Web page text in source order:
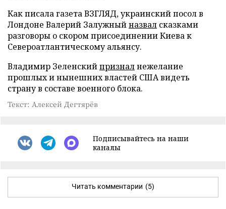
Как писала газета ВЗГЛЯД, украинский посол в
Лондоне Валерий Залужныйназвал сказками
разговоры о скором присоединении Киева к
Североатлантическому альянсу.
Владимир Зеленскийпризналнежелание
прошлых и нынешних властей США видеть
страну в составе военного блока.
Текст: Алексей Дегтярёв
Подписывайтесь на наши
каналы
Читать комментарии (5)